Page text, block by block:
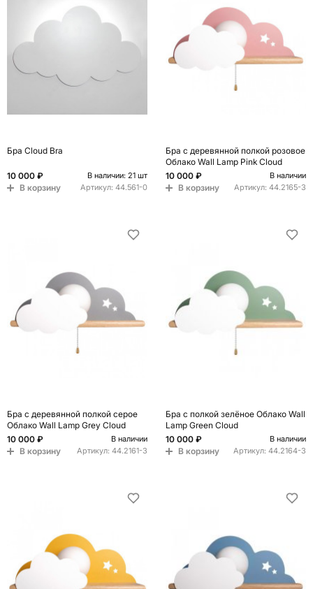
Бра Cloud Bra
10 000 ₽ В наличии: 21 шт
В корзину Артикул: 44.561-0
Бра с деревянной полкой розовое
Облако Wall Lamp Pink Cloud
10 000 ₽
В наличии
В корзину Артикул: 44.2165-3
Бра с деревянной полкой серое
Облако Wall Lamp Grey Cloud
10 000 ₽
В наличии
В корзину Артикул: 44.2161-3
Бра с полкой зелёное Облако Wall
Lamp Green Cloud
10 000 ₽
В наличии
В корзину Артикул: 44.2164-3